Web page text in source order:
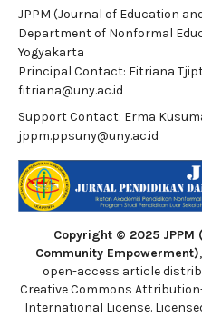
JPPM (Journal of Education
Department of Nonformal
Yogyakarta
Principal Contact: Fitriana
fitriana@uny.ac.id
Support Contact: Erma
jppm.ppsuny@uny.ac.id
Copyright © 2025 JPPM
Community Empowerment)
open-access article
Creative Commons
International License.